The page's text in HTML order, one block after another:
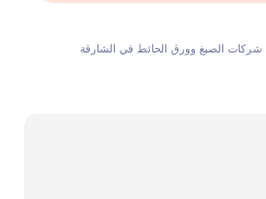
شركات الصبغ وورق الحائط في الشارقة